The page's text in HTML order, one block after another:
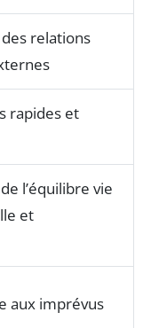
relations
rapides et
l’équilibre vie
et
aux imprévus